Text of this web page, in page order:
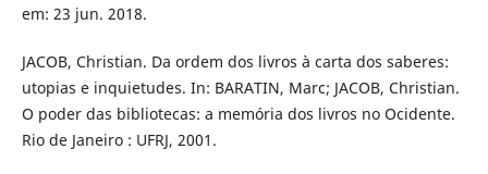
em: 23 jun. 2018.
JACOB, Christian. Da ordem dos livros à carta dos saberes:
utopias e inquietudes. In: BARATIN, Marc; JACOB, Christian.
O poder das bibliotecas: a memória dos livros no Ocidente.
Rio de Janeiro : UFRJ, 2001.